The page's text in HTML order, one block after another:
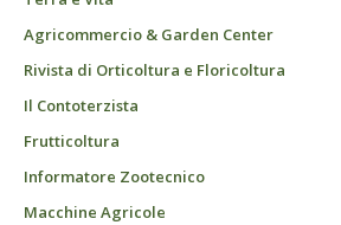
Agricommercio & Garden Center
Rivista di Orticoltura e Floricoltura
Il Contoterzista
Frutticoltura
Informatore Zootecnico
Macchine Agricole